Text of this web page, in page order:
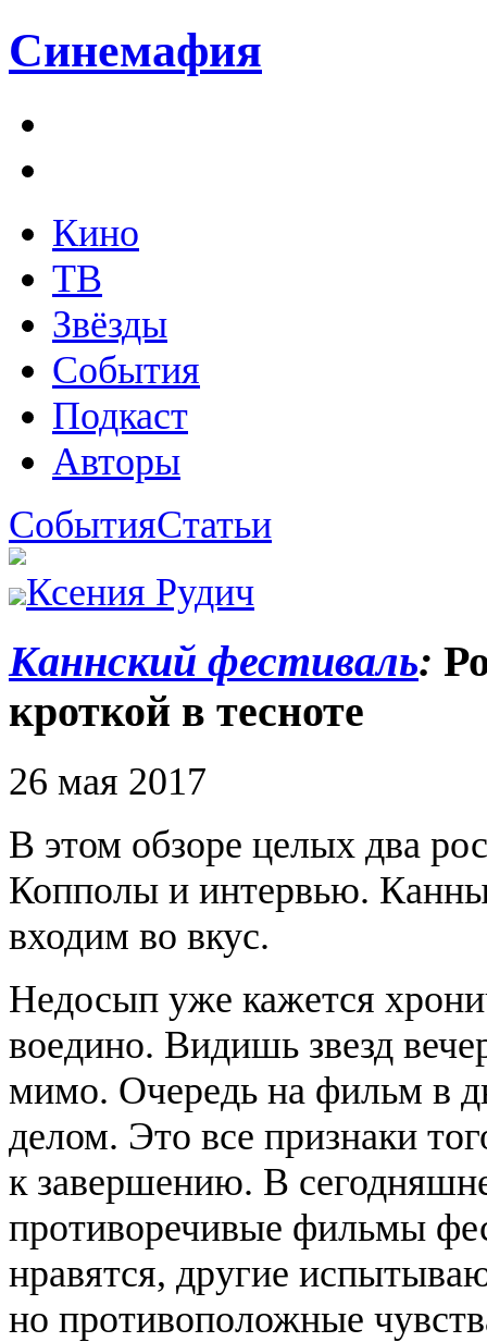
Синемафия
Кино
ТВ
Звёзды
События
Подкаст
Авторы
СобытияСтатьи
Ксения Рудич
Каннский фестиваль:
кроткой в тесноте
26 мая 2017
В этом обзоре целых два
Копполы и интервью.
входим во вкус.
Недосып уже кажется
воедино. Видишь звезд
мимо. Очередь на фильм в
делом. Это все признаки
к завершению. В
противоречивые фильмы
нравятся, другие
но противоположные